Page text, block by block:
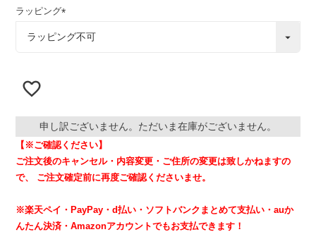
ラッピング
必
申し訳ございません。ただいま在庫がございません。
【※ご確認ください】
ご注文後のキャンセル・内容変更・ご住所の変更は致しかねますの
で、
ご注文確定前に再度ご確認くださいませ。
※楽天ペイ・PayPay・d払い・ソフトバンクまとめて支払い・auか
んたん決済・Amazonアカウントでもお支払できます！